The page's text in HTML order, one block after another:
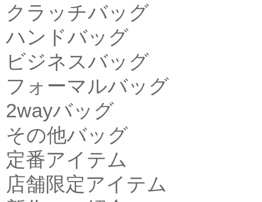
クラッチバッグ
ハンドバッグ
ビジネスバッグ
フォーマルバッグ
2wayバッグ
その他バッグ
定番アイテム
店舗限定アイテム